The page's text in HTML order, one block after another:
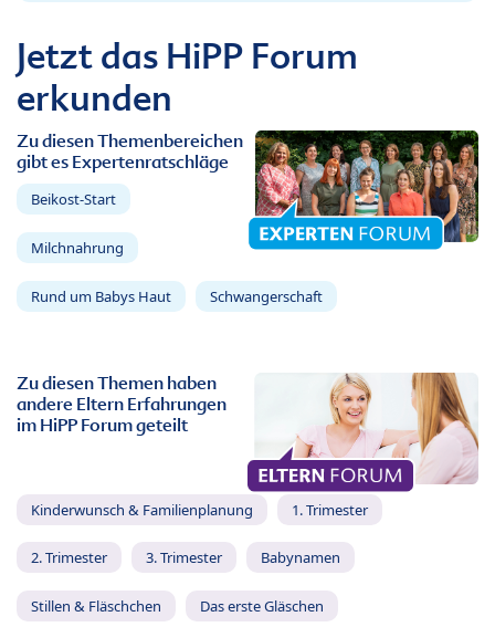
Jetzt das HiPP Forum
erkunden
Zu diesen Themenbereichen
gibt es Expertenratschläge
Beikost-Start
Milchnahrung
Rund um Babys Haut Schwangerschaft
Zu diesen Themen haben
andere Eltern Erfahrungen
im HiPP Forum geteilt
Kinderwunsch & Familienplanung 1. Trimester
2. Trimester 3. Trimester Babynamen
Stillen & Fläschchen Das erste Gläschen